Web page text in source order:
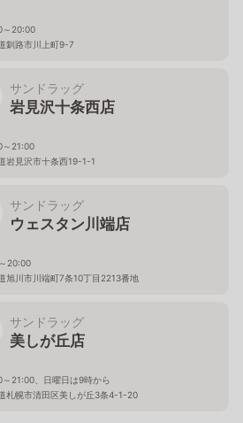
～20:00
釧路市川上町9-7
サンドラッグ
岩見沢十条西店
～21:00
岩見沢市十条西19-1-1
サンドラッグ
ウェスタン川端店
20:00
旭川市川端町7条10丁目2213番地
サンドラッグ
美しが丘店
～21:00、日曜日は9時から
札幌市清田区美しが丘3条4-1-20